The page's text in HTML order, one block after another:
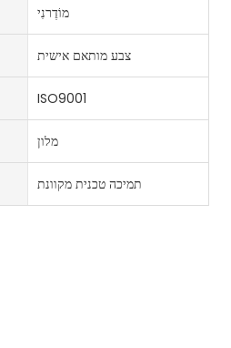
מוֹדֶרנִי
צבע מותאם אישית
ISO9001
מלון
תמיכה טכנית מקוונת